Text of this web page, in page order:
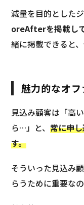
減量を目的とした
oreAfterを掲載し
緒に掲載できると
魅力的なオ
見込み顧客は「高
ら…」と、常に申
す。
そういった見込み
らうために重要な